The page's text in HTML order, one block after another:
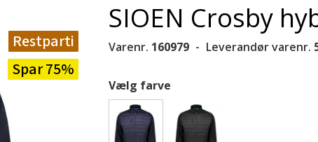
Restparti
Spar 75%
SIOEN Crosby
Varenr. 160979 Leverandør varenr.
Vælg farve